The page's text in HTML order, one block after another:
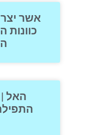
אשר
כוונות
האל |